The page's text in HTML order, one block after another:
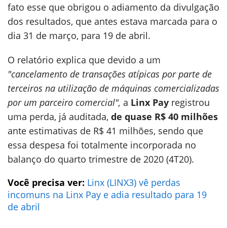
fato esse que obrigou o adiamento da divulgação
dos resultados, que antes estava marcada para o
dia 31 de março, para 19 de abril.
O relatório explica que devido a um
"cancelamento de transações atípicas por parte de
terceiros na utilização de máquinas comercializadas
por um parceiro comercial", a Linx Pay registrou
uma perda, já auditada, de quase R$ 40 milhões
ante estimativas de R$ 41 milhões, sendo que
essa despesa foi totalmente incorporada no
balanço do quarto trimestre de 2020 (4T20).
Você precisa ver: Linx (LINX3) vê perdas
incomuns na Linx Pay e adia resultado para 19
de abril